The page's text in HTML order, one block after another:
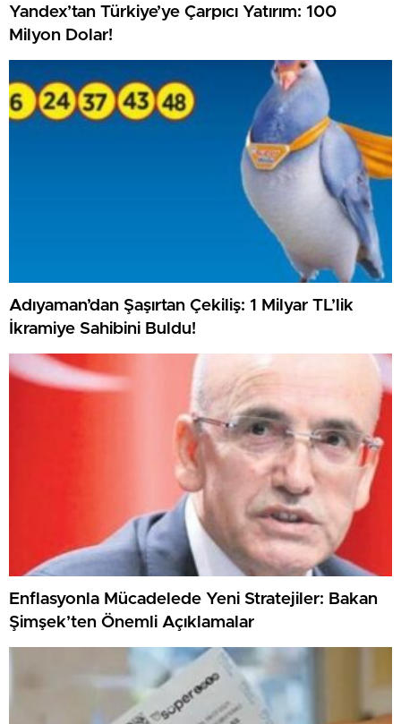
Yandex’tan Türkiye’ye Çarpıcı Yatırım: 100
Milyon Dolar!
Adıyaman’dan Şaşırtan Çekiliş: 1 Milyar TL’lik
İkramiye Sahibini Buldu!
Enflasyonla Mücadelede Yeni Stratejiler: Bakan
Şimşek’ten Önemli Açıklamalar